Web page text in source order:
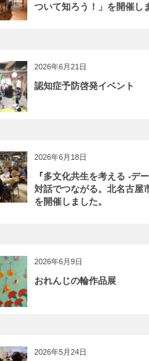
ついて知ろう！」を開催し
2026年6月21日
認知症予防啓発イベント
2026年6月18日
『多文化共生を考える -デ
対話でつながる。北名古屋
を開催しました。
2026年6月9日
おれんじの輪作品展
2026年5月24日